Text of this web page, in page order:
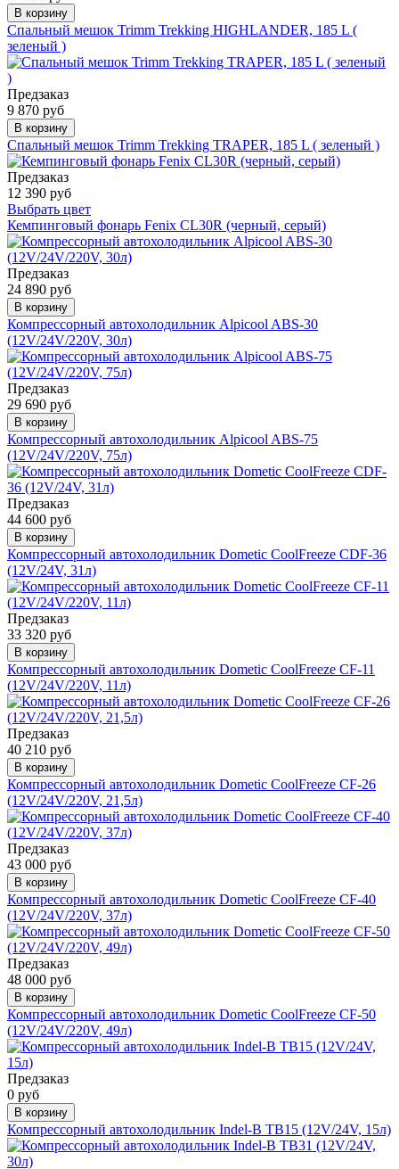
В корзину
Спальный мешок Trimm Trekking HIGHLANDER, 185 L (
зеленый )
Предзаказ
9 870 руб
В корзину
Спальный мешок Trimm Trekking TRAPER, 185 L ( зеленый )
Предзаказ
12 390 руб
Выбрать цвет
Кемпинговый фонарь Fenix CL30R (черный, серый)
Предзаказ
24 890 руб
В корзину
Компрессорный автохолодильник Alpicool ABS-30
(12V/24V/220V, 30л)
Предзаказ
29 690 руб
В корзину
Компрессорный автохолодильник Alpicool ABS-75
(12V/24V/220V, 75л)
Предзаказ
44 600 руб
В корзину
Компрессорный автохолодильник Dometic CoolFreeze CDF-36
(12V/24V, 31л)
Предзаказ
33 320 руб
В корзину
Компрессорный автохолодильник Dometic CoolFreeze CF-11
(12V/24V/220V, 11л)
Предзаказ
40 210 руб
В корзину
Компрессорный автохолодильник Dometic CoolFreeze CF-26
(12V/24V/220V, 21,5л)
Предзаказ
43 000 руб
В корзину
Компрессорный автохолодильник Dometic CoolFreeze CF-40
(12V/24V/220V, 37л)
Предзаказ
48 000 руб
В корзину
Компрессорный автохолодильник Dometic CoolFreeze CF-50
(12V/24V/220V, 49л)
Предзаказ
0 руб
В корзину
Компрессорный автохолодильник Indel-B TB15 (12V/24V, 15л)